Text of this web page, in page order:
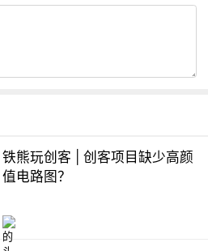
铁熊玩创客 | 创客项目缺少高颜
值电路图？